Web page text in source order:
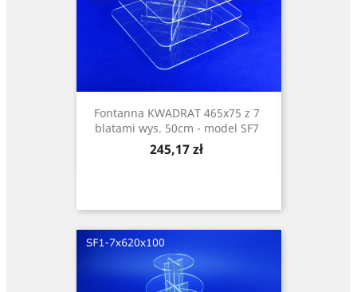
Fontanna KWADRAT 465x75 z 7
blatami wys. 50cm - model SF7
Cena
245,17 zł